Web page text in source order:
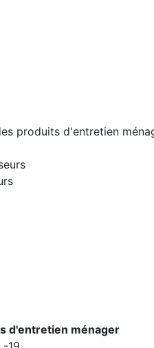
produits d'entretien
d'entretien ménager